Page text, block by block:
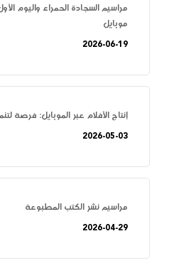
مراسيم السجادة الحمراء واليوم
موبايل
2026-06-19
إنتاج الأفلام عبر الموبايل: فرصة
2026-05-03
مراسيم نشر الكتب المطبوعة
2026-04-29